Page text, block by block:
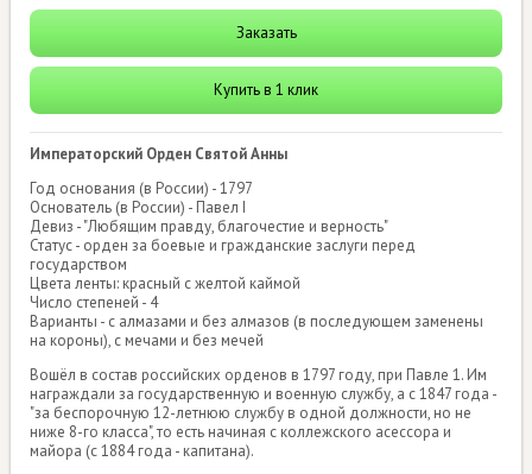
Заказать
Купить в 1 клик
Императорский Орден Святой Анны
Год основания (в России) - 1797
Основатель (в России) - Павел I
Девиз - "Любящим правду, благочестие и верность"
Статус - орден за боевые и гражданские заслуги перед
государством
Цвета ленты: красный с желтой каймой
Число степеней - 4
Варианты - с алмазами и без алмазов (в последующем заменены
на короны), с мечами и без мечей
Вошёл в состав российских орденов в 1797 году, при Павле 1. Им
награждали за государственную и военную службу, а с 1847 года -
"за беспорочную 12-летнюю службу в одной должности, но не
ниже 8-го класса", то есть начиная с коллежского асессора и
майора (с 1884 года - капитана).